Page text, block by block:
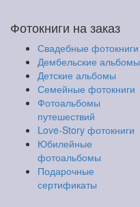
Фотокниги на заказ
Свадебные фотокниги
Дембельские альбомы
Детские альбомы
Семейные фотокниги
Фотоальбомы
путешествий
Love-Story фотокниги
Юбилейные
фотоальбомы
Подарочные
сертификаты